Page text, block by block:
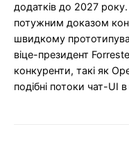
додатків до 2027
потужним доказом
швидкому
віце-президент
конкуренти, такі як
подібні потоки чат-UI